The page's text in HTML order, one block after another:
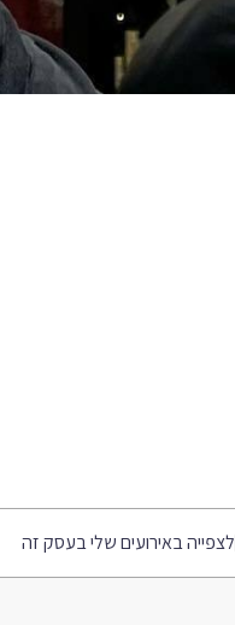
לצפייה באירועים שלי בעסק זה